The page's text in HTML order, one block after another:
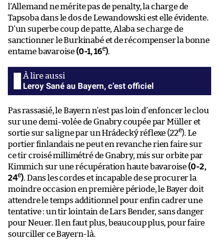
l’Allemand ne mérite pas de penalty, la charge de
Tapsoba dans le dos de Lewandowski est elle évidente.
D’un superbe coup de patte, Alaba se charge de
sanctionner le Burkinabé et de récompenser la bonne
entame bavaroise(0-1, 16e).
Leroy Sané au Bayern, c’est officiel
Pas rassasié, le Bayern n’est pas loin d’enfoncer le clou
sur une demi-volée de Gnabry coupée par Müller et
sortie sur sa ligne par un Hrádecký réflexe (22e). Le
portier finlandais ne peut en revanche rien faire sur
ce tir croisé millimétré de Gnabry, mis sur orbite par
Kimmich sur une récupération haute bavaroise(0-2,
24e). Dans les cordes et incapable de se procurer la
moindre occasion en première période, le Bayer doit
attendre le temps additionnel pour enfin cadrer une
tentative : un tir lointain de Lars Bender, sans danger
pour Neuer. Il en faut plus, beaucoup plus, pour faire
sourciller ce Bayern-là.